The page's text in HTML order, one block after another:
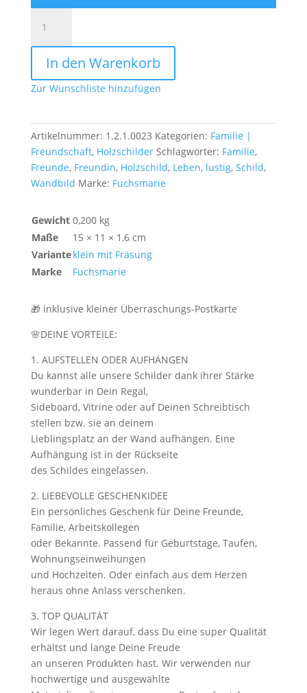
war
heute
beim
Psychologen
Menge
In den Warenkorb
Zur Wunschliste hinzufügen
Artikelnummer: 1.2.1.0023 Kategorien: Familie |
Freundschaft, Holzschilder Schlagwörter: Familie,
Freunde, Freundin, Holzschild, Leben, lustig, Schild,
Wandbild Marke: Fuchsmarie
Gewicht 0,200 kg
Maße
15 × 11 × 1,6 cm
Varianteklein mit Fräsung
Marke
Fuchsmarie
🎁 inklusive kleiner Überraschungs-Postkarte
🌸DEINE VORTEILE:
1. AUFSTELLEN ODER AUFHÄNGEN
Du kannst alle unsere Schilder dank ihrer Stärke
wunderbar in Dein Regal,
Sideboard, Vitrine oder auf Deinen Schreibtisch
stellen bzw. sie an deinem
Lieblingsplatz an der Wand aufhängen. Eine
Aufhängung ist in der Rückseite
des Schildes eingelassen.
2. LIEBEVOLLE GESCHENKIDEE
Ein persönliches Geschenk für Deine Freunde,
Familie, Arbeitskollegen
oder Bekannte. Passend für Geburtstage, Taufen,
Wohnungseinweihungen
und Hochzeiten. Oder einfach aus dem Herzen
heraus ohne Anlass verschenken.
3. TOP QUALITÄT
Wir legen Wert darauf, dass Du eine super Qualität
erhältst und lange Deine Freude
an unseren Produkten hast. Wir verwenden nur
hochwertige und ausgewählte